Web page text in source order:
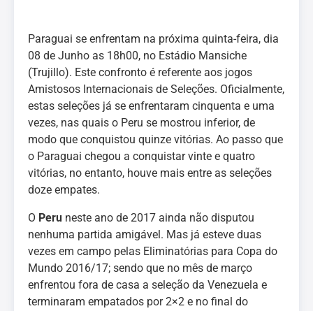
Paraguai se enfrentam na próxima quinta-feira, dia
08 de Junho as 18h00, no Estádio Mansiche
(Trujillo). Este confronto é referente aos jogos
Amistosos Internacionais de Seleções. Oficialmente,
estas seleções já se enfrentaram cinquenta e uma
vezes, nas quais o Peru se mostrou inferior, de
modo que conquistou quinze vitórias. Ao passo que
o Paraguai chegou a conquistar vinte e quatro
vitórias, no entanto, houve mais entre as seleções
doze empates.
O Peru neste ano de 2017 ainda não disputou
nenhuma partida amigável. Mas já esteve duas
vezes em campo pelas Eliminatórias para Copa do
Mundo 2016/17; sendo que no mês de março
enfrentou fora de casa a seleção da Venezuela e
terminaram empatados por 2×2 e no final do